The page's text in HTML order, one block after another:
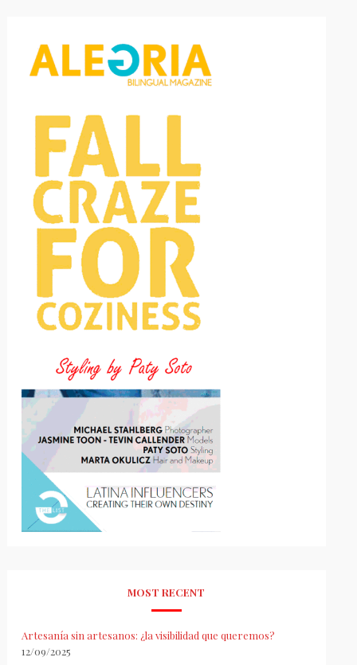
MOST RECENT
Artesanía sin artesanos: ¿la visibilidad que queremos?
12/09/2025